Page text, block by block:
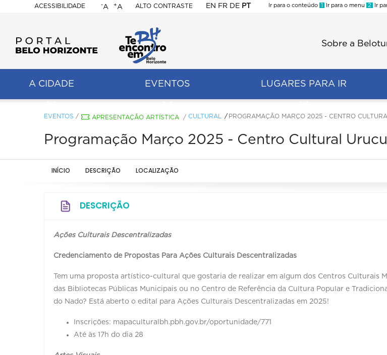
ACESSIBILIDADE
BELO
HORIZONTE
-A +A ALTO CONTRASTE EN FR DE PT
Ir para o conteúdo 1 Ir para o menu 2 Ir
Sobre a
A CIDADE EVENTOS LUGARES PARA IR
EVENTOS / APRESENTAÇÃO ARTÍSTICA / CULTURAL PROGRAMAÇÃO MARÇO 2025 - CENTRO
Programação Março 2025 - Centro Cultural
INÍCIO DESCRIÇÃO LOCALIZAÇÃO
DESCRIÇÃO
Ações Culturais Descentralizadas
Credenciamento de Propostas Para Ações Culturais Descentralizadas
Tem uma proposta artístico-cultural que gostaria de realizar em algum dos Centros Culturais
das Bibliotecas Públicas Municipais ou no Centro de Referência da Cultura Popular e
do Nado? Está aberto o edital para Ações Culturais Descentralizadas em 2025!
Inscrições: mapaculturalbh.pbh.gov.br/oportunidade/771
Até às 17h do dia 28